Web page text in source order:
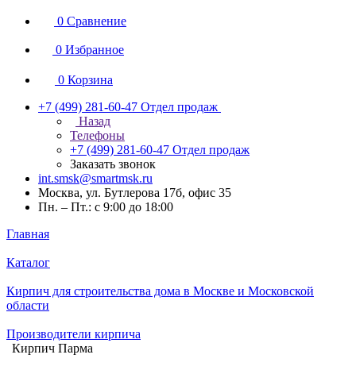
0 Сравнение
0 Избранное
0 Корзина
+7 (499) 281-60-47 Отдел продаж
Назад
Телефоны
+7 (499) 281-60-47 Отдел продаж
Заказать звонок
int.smsk@smartmsk.ru
Москва, ул. Бутлерова 17б, офис 35
Пн. – Пт.: с 9:00 до 18:00
Главная
Каталог
Кирпич для строительства дома в Москве и Московской
области
Производители кирпича
Кирпич Парма